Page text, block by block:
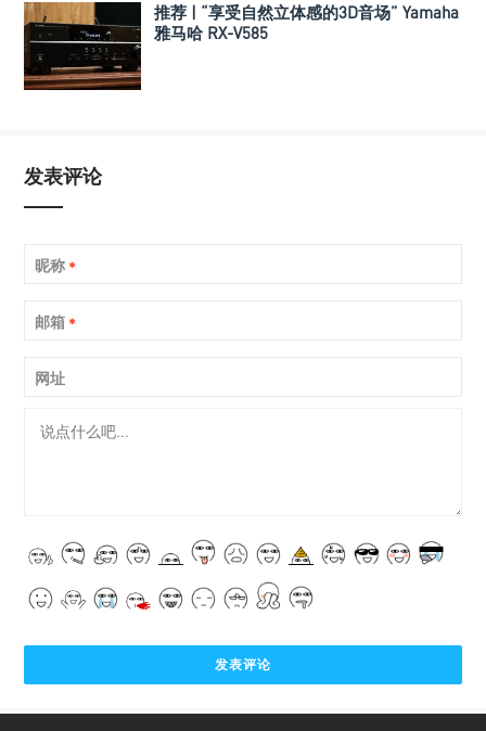
推荐 | “享受自然立体感的3D音场” Yamaha
雅马哈 RX-V585
发表评论
昵称 *
邮箱 *
网址